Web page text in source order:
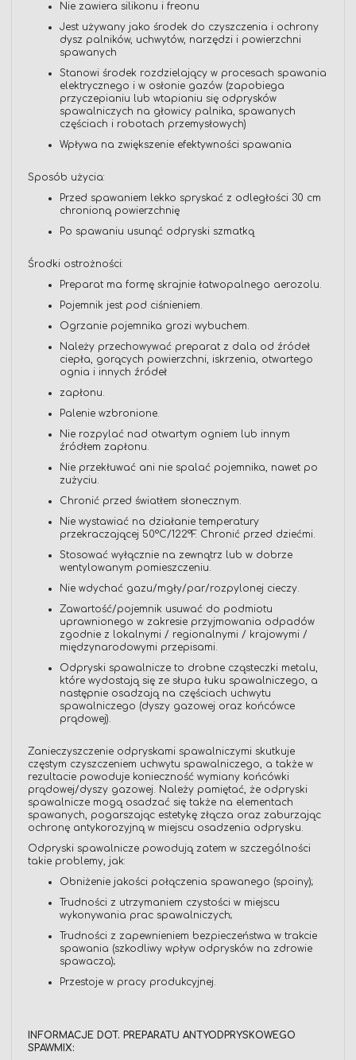
Nie zawiera silikonu i freonu
Jest używany jako środek do czyszczenia i ochrony
dysz palników, uchwytów, narzędzi i powierzchni
spawanych
Stanowi środek rozdzielający w procesach spawania
elektrycznego i w osłonie gazów (zapobiega
przyczepianiu lub wtapianiu się odprysków
spawalniczych na głowicy palnika, spawanych
częściach i robotach przemysłowych)
Wpływa na zwiększenie efektywności spawania
Sposób użycia:
Przed spawaniem lekko spryskać z odległości 30 cm
chronioną powierzchnię
Po spawaniu usunąć odpryski szmatką
Środki ostrożności:
Preparat ma formę skrajnie łatwopalnego aerozolu.
Pojemnik jest pod ciśnieniem.
Ogrzanie pojemnika grozi wybuchem.
Należy przechowywać preparat z dala od źródeł
ciepła, gorących powierzchni, iskrzenia, otwartego
ognia i innych źródeł
zapłonu.
Palenie wzbronione.
Nie rozpylać nad otwartym ogniem lub innym
źródłem zapłonu.
Nie przekłuwać ani nie spalać pojemnika, nawet po
zużyciu.
Chronić przed światłem słonecznym.
Nie wystawiać na działanie temperatury
przekraczającej 50°C/122°F. Chronić przed dziećmi.
Stosować wyłącznie na zewnątrz lub w dobrze
wentylowanym pomieszczeniu.
Nie wdychać gazu/mgły/par/rozpylonej cieczy.
Zawartość/pojemnik usuwać do podmiotu
uprawnionego w zakresie przyjmowania odpadów
zgodnie z lokalnymi / regionalnymi / krajowymi /
międzynarodowymi przepisami.
Odpryski spawalnicze to drobne cząsteczki metalu,
które wydostają się ze słupa łuku spawalniczego, a
następnie osadzają na częściach uchwytu
spawalniczego (dyszy gazowej oraz końcówce
prądowej).
Zanieczyszczenie odpryskami spawalniczymi skutkuje
częstym czyszczeniem uchwytu spawalniczego, a także w
rezultacie powoduje konieczność wymiany końcówki
prądowej/dyszy gazowej. Należy pamiętać, że odpryski
spawalnicze mogą osadzać się także na elementach
spawanych, pogarszając estetykę złącza oraz zaburzając
ochronę antykorozyjną w miejscu osadzenia odprysku.
Odpryski spawalnicze powodują zatem w szczególności
takie problemy, jak:
Obniżenie jakości połączenia spawanego (spoiny);
Trudności z utrzymaniem czystości w miejscu
wykonywania prac spawalniczych;
Trudności z zapewnieniem bezpieczeństwa w trakcie
spawania (szkodliwy wpływ odprysków na zdrowie
spawacza);
Przestoje w pracy produkcyjnej.
INFORMACJE DOT. PREPARATU ANTYODPRYSKOWEGO
SPAWMIX: